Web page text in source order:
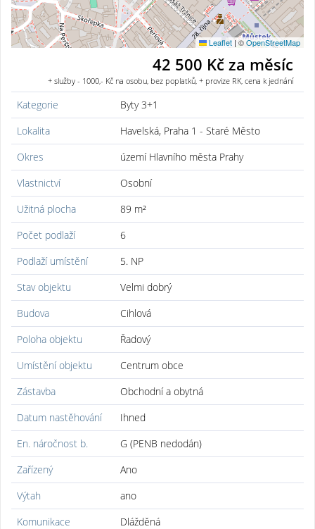
Leaflet |©OpenStreetMap
42 500 Kč za měsíc
+ služby - 1000,- Kč na osobu, bez poplatků, + provize RK, cena k jednání
Kategorie
Byty 3+1
Lokalita
Havelská, Praha 1 - Staré Město
Okres
území Hlavního města Prahy
Vlastnictví
Osobní
Užitná plocha
89 m²
Počet podlaží
6
Podlaží umístění
5. NP
Stav objektu
Velmi dobrý
Budova
Cihlová
Poloha objektu
Řadový
Umístění objektu
Centrum obce
Zástavba
Obchodní a obytná
Datum nastěhování
Ihned
En. náročnost b.
G (PENB nedodán)
Zařízený
Ano
Výtah
ano
Komunikace
Dlážděná